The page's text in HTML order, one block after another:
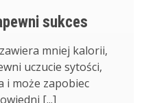
sukces
mniej kalorii,
uczucie sytości,
i może zapobiec
[...]